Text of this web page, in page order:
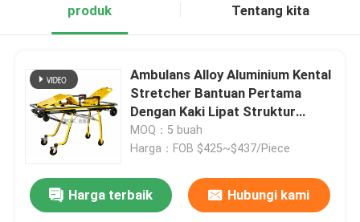
produk Tentang kita
Ambulans Alloy Aluminium Kental
Stretcher Bantuan Pertama
Dengan Kaki Lipat Struktur
Mekanis Penyesuaian Ketinggian
Kaki Dan Belakang Penyesuaian
MOQ：5 buah
Harga：FOB $425~$437/Piece
Harga terbaik Hubungi kami